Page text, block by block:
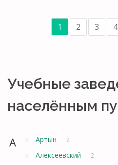
1 2 3 4
Учебные
населённым
А Артын 2
Алексеевский 2